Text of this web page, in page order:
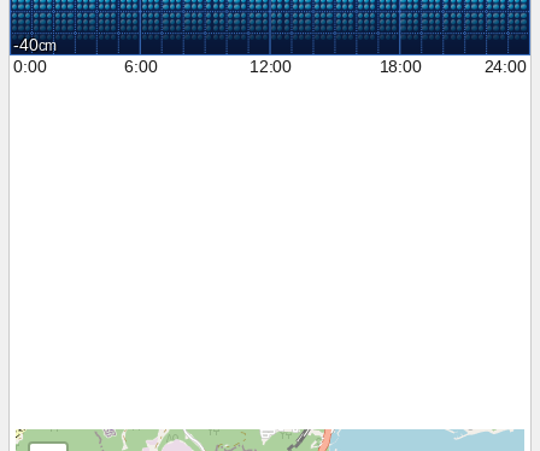
-40
0:00
6:00 12:00 18:00 24:00